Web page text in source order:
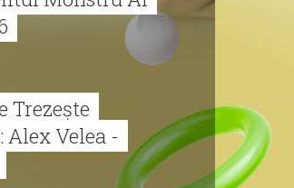
Trezește
Alex Velea -